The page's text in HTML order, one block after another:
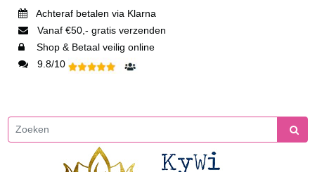
Achteraf betalen via Klarna
Vanaf €50,- gratis verzenden
Shop & Betaal veilig online
9.8/10